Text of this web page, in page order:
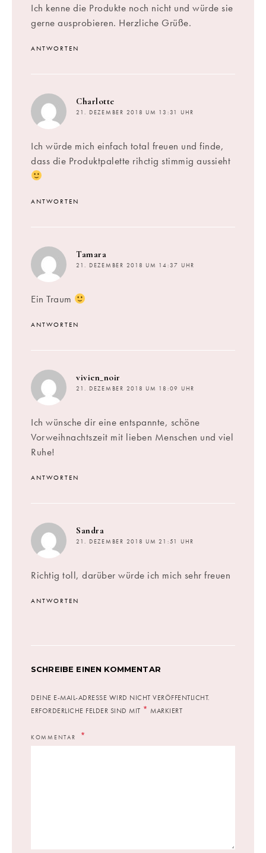
Ich kenne die Produkte noch nicht und würde sie
gerne ausprobieren. Herzliche Grüße.
ANTWORTEN
Charlotte
21. DEZEMBER 2018 UM 13:31 UHR
Ich würde mich einfach total freuen und finde,
dass die Produktpalette rihctig stimmig aussieht
ANTWORTEN
Tamara
21. DEZEMBER 2018 UM 14:37 UHR
Ein Traum
ANTWORTEN
vivien_noir
21. DEZEMBER 2018 UM 18:09 UHR
Ich wünsche dir eine entspannte, schöne
Vorweihnachtszeit mit lieben Menschen und viel
Ruhe!
ANTWORTEN
Sandra
21. DEZEMBER 2018 UM 21:51 UHR
Richtig toll, darüber würde ich mich sehr freuen
ANTWORTEN
SCHREIBE EINEN KOMMENTAR
DEINE E-MAIL-ADRESSE WIRD NICHT VERÖFFENTLICHT.
ERFORDERLICHE FELDER SIND MIT * MARKIERT
KOMMENTAR